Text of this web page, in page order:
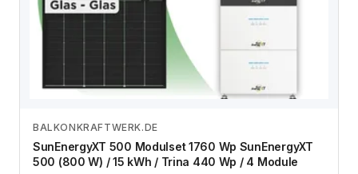
Zum Angebot
BALKONKRAFTWERK.DE
SunEnergyXT 500 Modulset 1760 Wp SunEnergyXT
500 (800 W) / 15 kWh / Trina 440 Wp / 4 Module